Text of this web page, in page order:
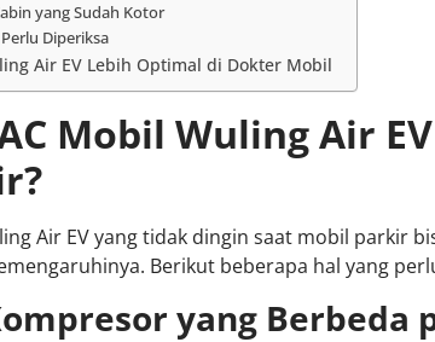
yang Sudah Kotor
Diperiksa
Air EV Lebih Optimal di Dokter Mobil
Mobil Wuling Air
Air EV yang tidak dingin saat mobil parkir
Berikut beberapa hal yang
yang Berbeda